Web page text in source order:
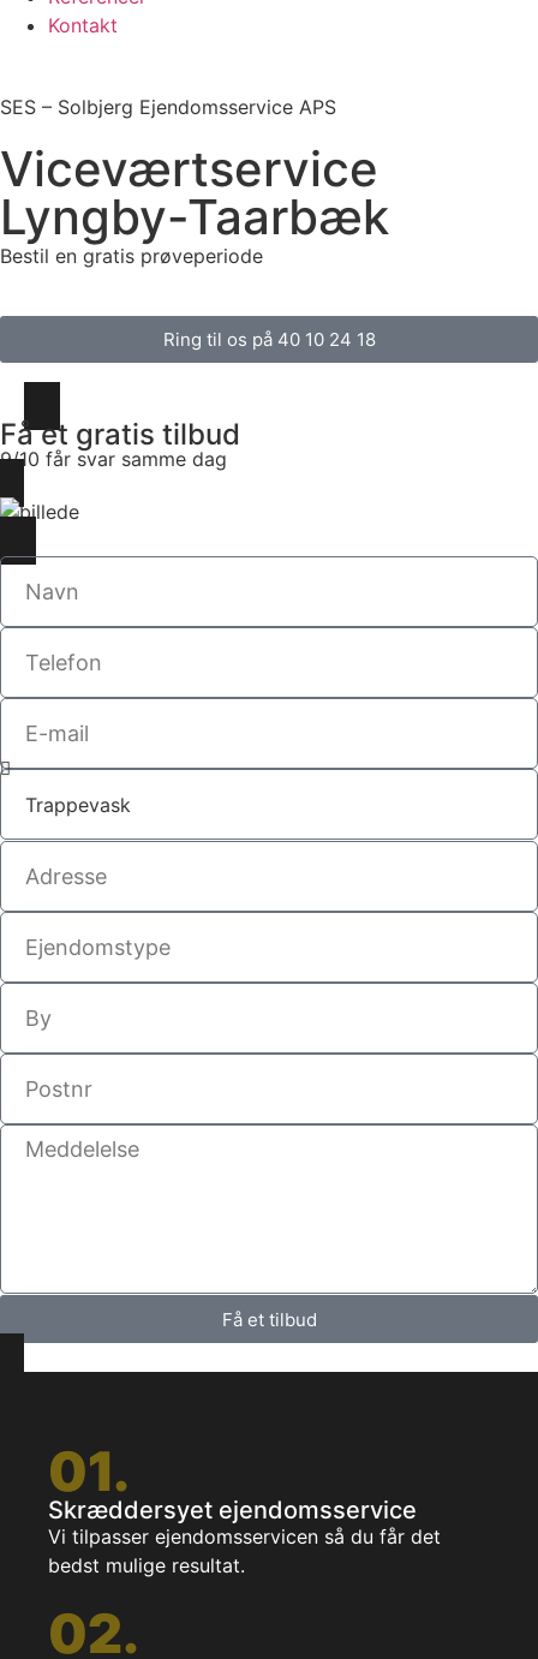
Kontakt
SES – Solbjerg Ejendomsservice APS
Viceværtservice
Lyngby-Taarbæk
Bestil en gratis prøveperiode
Ring til os på 40 10 24 18
Få et gratis tilbud
9/10 får svar samme dag
Få et tilbud
01.
Skræddersyet ejendomsservice
Vi tilpasser ejendomsservicen så du får det
bedst mulige resultat.
02.